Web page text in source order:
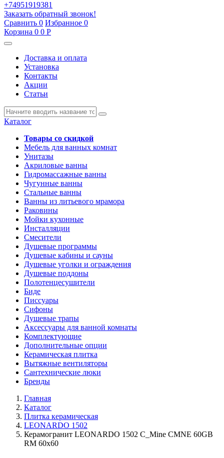
+74951919381
Заказать обратный звонок!
Сравнить 0 Избранное 0
Корзина 0 0 Р
Доставка и оплата
Установка
Контакты
Акции
Статьи
Каталог
Товары со скидкой
Мебель для ванных комнат
Унитазы
Акриловые ванны
Гидромассажные ванны
Чугунные ванны
Стальные ванны
Ванны из литьевого мрамора
Раковины
Мойки кухонные
Инсталляции
Смесители
Душевые программы
Душевые кабины и сауны
Душевые уголки и ограждения
Душевые поддоны
Полотенцесушители
Биде
Писсуары
Сифоны
Душевые трапы
Аксессуары для ванной комнаты
Комплектующие
Дополнительные опции
Керамическая плитка
Вытяжные вентиляторы
Сантехнические люки
Бренды
Главная
Каталог
Плитка керамическая
LEONARDO 1502
Керамогранит LEONARDO 1502 C_Mine CMNE 60GB
RM 60x60